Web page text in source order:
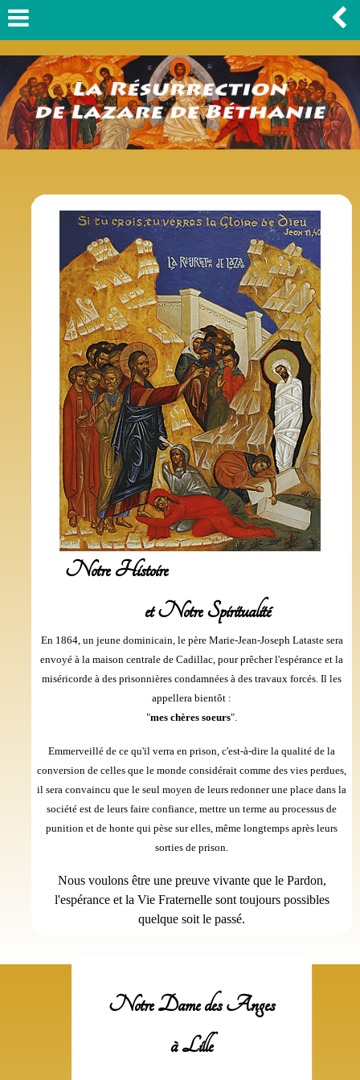
Notre Histoire
et Notre Spiritualité
En 1864, un jeune dominicain, le père Marie-Jean-Joseph Lataste sera
envoyé à la maison centrale de Cadillac, pour prêcher l'espérance et la
miséricorde à des prisonnières condamnées à des travaux forcés. Il les
appellera bientôt :
"mes chères soeurs".
Emmerveillé de ce qu'il verra en prison, c'est-à-dire la qualité de la
conversion de celles que le monde considérait comme des vies perdues,
il sera convaincu que le seul moyen de leurs redonner une place dans la
société est de leurs faire confiance, mettre un terme au processus de
punition et de honte qui pèse sur elles, même longtemps après leurs
sorties de prison.
Nous voulons être une preuve vivante que le Pardon,
l'espérance et la Vie Fraternelle sont toujours possibles
quelque soit le passé.
Notre Dame des Anges
à Lille